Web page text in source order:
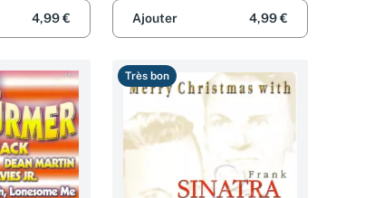
4,99 €
Ajouter
4,99 €
Très bon